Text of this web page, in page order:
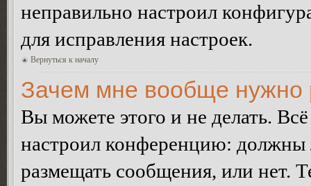
неправильно настроил
для исправления настроек.
Вернуться к началу
Зачем мне вообще нужно
Вы можете этого и не делать.
настроил конференцию: должны
размещать сообщения, или нет.